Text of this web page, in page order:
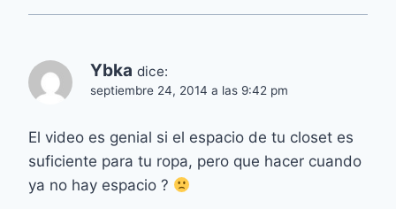
Ybka dice:
septiembre 24, 2014 a las 9:42 pm
El video es genial si el espacio de tu closet es
suficiente para tu ropa, pero que hacer cuando
ya no hay espacio ?